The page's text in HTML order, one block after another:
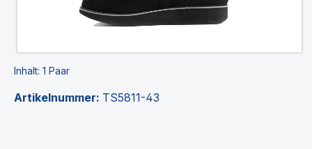
Inhalt: 1 Paar
Artikelnummer: TS5811-43